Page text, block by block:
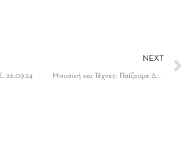
26.09.24
NEXT
Μουσική και Τέχνες: Παίζουμε Δημιουργικά! – Εργαστήριο για παιδιά από 6 έως 12 ετών